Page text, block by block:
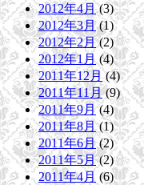
2012年4月(3)
2012年3月(1)
2012年2月(2)
2012年1月 (4)
2011年12月(4)
2011年11月(9)
2011年9月(4)
2011年8月(1)
2011年6月 (2)
2011年5月(2)
2011年4月 (6)